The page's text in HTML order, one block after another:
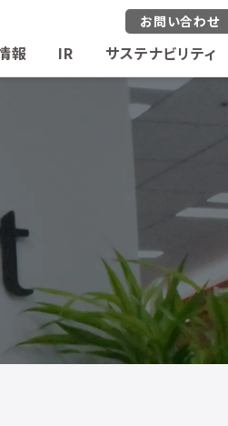
お問い合わせ
報 IR サステナビリティ